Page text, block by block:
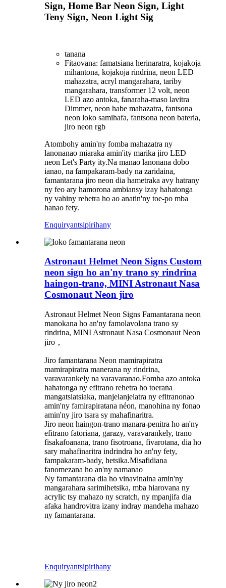
Sign, Home Bar Neon Sign, Light
Teny Sign, Neon Light Sig
tanana
Fitaovana: famatsiana herinaratra, kojakoja
mihantona, kojakoja rindrina, neon LED
mahazatra, acryl mangarahara, tariby
mangarahara, transformer 12 volt, neon
LED azo antoka, fanaraha-maso lavitra
Dimmer, neon habe mahazatra, fantsona
neon loko samihafa, fantsona neon bateria,
jiro neon rgb
Atombohy amin'ny fomba mahazatra ny
lanonanao miaraka amin'ity marika jiro LED
neon Let's Party ity.Na manao lanonana dobo
ianao, na fampakaram-bady na zaridaina,
famantarana jiro neon dia hametraka avy hatrany
ny feo ary hamorona ambiansy izay hahatonga
ny vahiny rehetra ho ao anatin'ny toe-po mba
hanao fety.
Enquiryantsipirihany
Astronaut Helmet Neon Signs Custom
neon sign ho an'ny trano sy rindrina
haingon-trano, MINI Astronaut Nasa
Cosmonaut Neon jiro
Astronaut Helmet Neon Signs Famantarana neon
manokana ho an'ny famolavolana trano sy
rindrina, MINI Astronaut Nasa Cosmonaut Neon
jiro，
Jiro famantarana Neon mamirapiratra
mamirapiratra manerana ny rindrina,
varavarankely na varavaranao.Fomba azo antoka
hahatonga ny efitrano rehetra ho toerana
mangatsiatsiaka, manjelanjelatra ny efitranonao
amin'ny famirapiratana néon, manohina ny fonao
amin'ny jiro tsara sy mahafinaritra.
Jiro neon haingon-trano manara-penitra ho an'ny
efitrano fatoriana, garazy, varavarankely, trano
fisakafoanana, trano fisotroana, fivarotana, dia ho
sary mahafinaritra indrindra ho an'ny fety,
fampakaram-bady, hetsika.Misafidiana
fanomezana ho an'ny namanao
Ny famantarana dia ho vinavinaina amin'ny
mangarahara sarimihetsika, mba hiarovana ny
acrylic tsy mahazo ny scratch, ny mpanjifa dia
afaka handrovitra izany indray mandeha mahazo
ny famantarana.
Enquiryantsipirihany